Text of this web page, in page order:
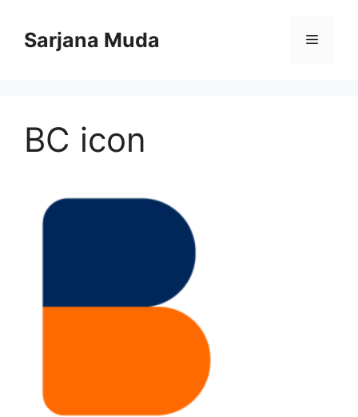
Sarjana Muda Menu
BC icon